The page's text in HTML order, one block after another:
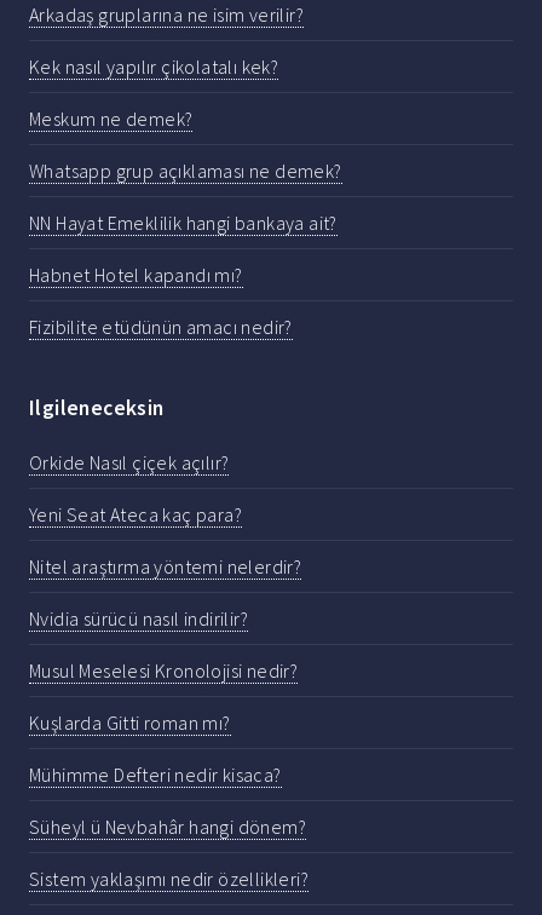
Arkadaş gruplarına ne isim verilir?
Kek nasıl yapılır çikolatalı kek?
Meskum ne demek?
Whatsapp grup açıklaması ne demek?
NN Hayat Emeklilik hangi bankaya ait?
Habnet Hotel kapandı mı?
Fizibilite etüdünün amacı nedir?
Ilgileneceksin
Orkide Nasıl çiçek açılır?
Yeni Seat Ateca kaç para?
Nitel araştırma yöntemi nelerdir?
Nvidia sürücü nasıl indirilir?
Musul Meselesi Kronolojisi nedir?
Kuşlarda Gitti roman mı?
Mühimme Defteri nedir kisaca?
Süheyl ü Nevbahâr hangi dönem?
Sistem yaklaşımı nedir özellikleri?